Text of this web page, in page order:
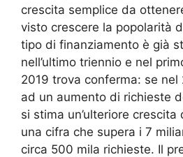
crescita semplice da
visto crescere la popolarità
tipo di finanziamento è già
nell’ultimo triennio e nel
2019 trova conferma: se nel
ad un aumento di richieste
si stima un’ulteriore crescita
una cifra che supera i 7
circa 500 mila richieste. Il